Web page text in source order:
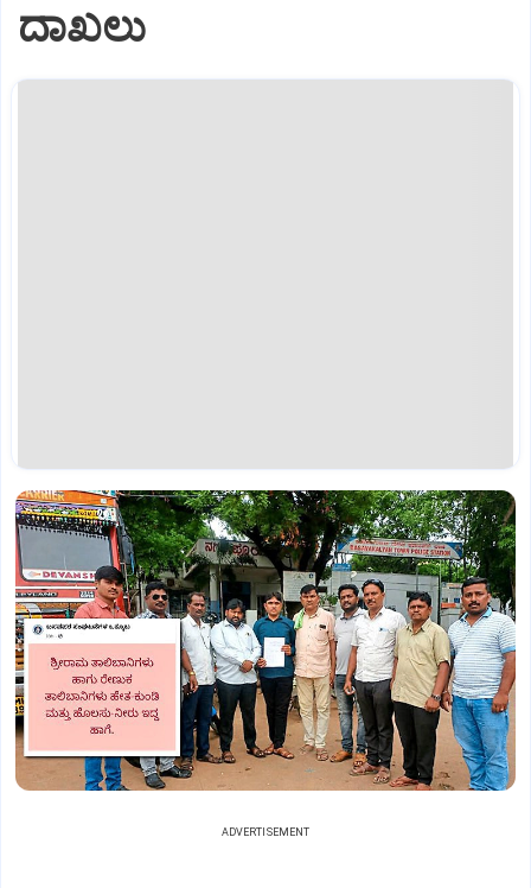
ದಾಖಲು
ADVERTISEMENT